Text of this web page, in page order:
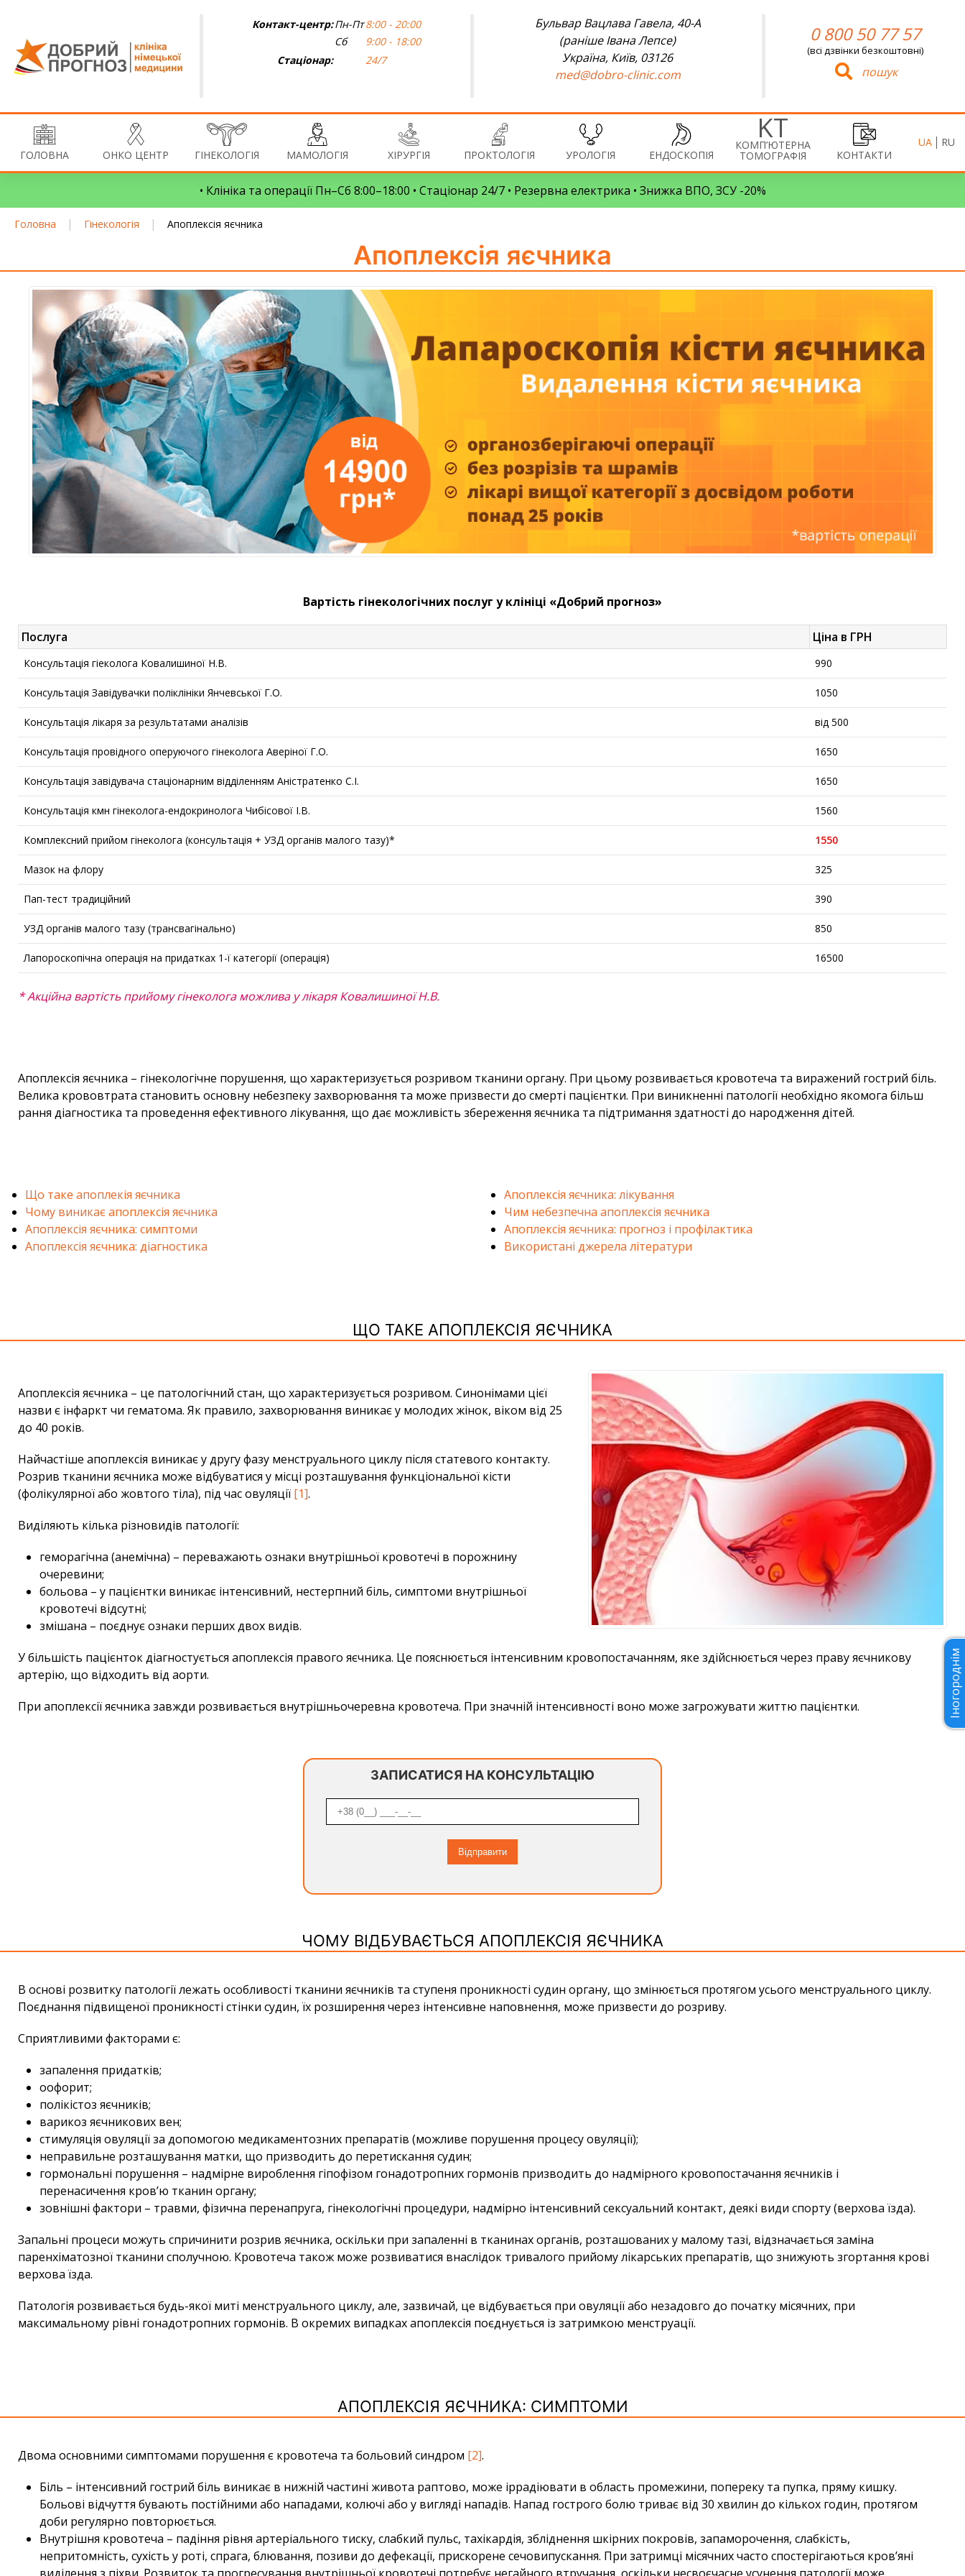
Контакт-центр:Пн-Пт
Сб
8:00 - 20:00
9:00 - 18:00
Стаціонар:
24/7
Бульвар Вацлава Гавела, 40-А
(раніше Івана Лепсе)
Україна, Київ, 03126
med@dobro-clinic.com
0 800 50 77 57
(всі дзвінки безкоштовні)
пошук
ГОЛОВНА ОНКО ЦЕНТР ГІНЕКОЛОГІЯ МАМОЛОГІЯ ХІРУРГІЯ ПРОКТОЛОГІЯ УРОЛОГІЯ ЕНДОСКОПІЯ
КОМП’ЮТЕРНА
ТОМОГРАФІЯ КОНТАКТИ
UA RU
• Клініка та операції Пн–Сб 8:00–18:00 • Стаціонар 24/7 • Резервна електрика • Знижка ВПО, ЗСУ -20%
Головна | Гінекологія | Апоплексія яєчника
Апоплексія яєчника
Вартість гінекологічних послуг у клініці «Добрий прогноз»
Послуга Ціна в ГРН
Консультація гіеколога Ковалишиної Н.В. 990
Консультація Завідувачки поліклініки Янчевської Г.О. 1050
Консультація лікаря за результатами аналізів від 500
Консультація провідного оперуючого гінеколога Аверіної Г.О. 1650
Консультація завідувача стаціонарним відділенням Аністратенко С.І. 1650
Консультація кмн гінеколога-ендокринолога Чибісової І.В. 1560
Комплексний прийом гінеколога (консультація + УЗД органів малого тазу)* 1550
Мазок на флору 325
Пап-тест традиційний 390
УЗД органів малого тазу (трансвагінально) 850
Лапороскопічна операція на придатках 1-ї категорії (операція) 16500
* Акційна вартість прийому гінеколога можлива у лікаря Ковалишиної Н.В.
Апоплексія яєчника – гінекологічне порушення, що характеризується розривом тканини органу. При цьому розвивається кровотеча та виражений гострий біль.
Велика крововтрата становить основну небезпеку захворювання та може призвести до смерті пацієнтки. При виникненні патології необхідно якомога більш
рання діагностика та проведення ефективного лікування, що дає можливість збереження яєчника та підтримання здатності до народження дітей.
Що таке апоплекія яєчника
Чому виникає апоплексія яєчника
Апоплексія яєчника: симптоми
Апоплексія яєчника: діагностика
Апоплексія яєчника: лікування
Чим небезпечна апоплексія яєчника
Апоплексія яєчника: прогноз і профілактика
Використані джерела літератури
ЩО ТАКЕ АПОПЛЕКСІЯ ЯЄЧНИКА
Апоплексія яєчника – це патологічний стан, що характеризується розривом. Синонімами цієї
назви є інфаркт чи гематома. Як правило, захворювання виникає у молодих жінок, віком від 25
до 40 років.
Найчастіше апоплексія виникає у другу фазу менструального циклу після статевого контакту.
Розрив тканини яєчника може відбуватися у місці розташування функціональної кісти
(фолікулярної або жовтого тіла), під час овуляції [1].
Виділяють кілька різновидів патології:
геморагічна (анемічна) – переважають ознаки внутрішньої кровотечі в порожнину
очеревини;
больова – у пацієнтки виникає інтенсивний, нестерпний біль, симптоми внутрішньої
кровотечі відсутні;
змішана – поєднує ознаки перших двох видів.
У більшість пацієнток діагностується апоплексія правого яєчника. Це пояснюється інтенсивним кровопостачанням, яке здійснюється через праву яєчникову
артерію, що відходить від аорти.
При апоплексії яєчника завжди розвивається внутрішньочеревна кровотеча. При значній інтенсивності воно може загрожувати життю пацієнтки.
ЗАПИСАТИСЯ НА КОНСУЛЬТАЦІЮ
ЧОМУ ВІДБУВАЄТЬСЯ АПОПЛЕКСІЯ ЯЄЧНИКА
В основі розвитку патології лежать особливості тканини яєчників та ступеня проникності судин органу, що змінюється протягом усього менструального циклу.
Поєднання підвищеної проникності стінки судин, їх розширення через інтенсивне наповнення, може призвести до розриву.
Сприятливими факторами є:
запалення придатків;
оофорит;
полікістоз яєчників;
варикоз яєчникових вен;
стимуляція овуляції за допомогою медикаментозних препаратів (можливе порушення процесу овуляції);
неправильне розташування матки, що призводить до перетискання судин;
гормональні порушення – надмірне вироблення гіпофізом гонадотропних гормонів призводить до надмірного кровопостачання яєчників і
перенасичення кров’ю тканин органу;
зовнішні фактори – травми, фізична перенапруга, гінекологічні процедури, надмірно інтенсивний сексуальний контакт, деякі види спорту (верхова їзда).
Запальні процеси можуть спричинити розрив яєчника, оскільки при запаленні в тканинах органів, розташованих у малому тазі, відзначається заміна
паренхіматозної тканини сполучною. Кровотеча також може розвиватися внаслідок тривалого прийому лікарських препаратів, що знижують згортання крові
верхова їзда.
Патологія розвивається будь-якої миті менструального циклу, але, зазвичай, це відбувається при овуляції або незадовго до початку місячних, при
максимальному рівні гонадотропних гормонів. В окремих випадках апоплексія поєднується із затримкою менструації.
АПОПЛЕКСІЯ ЯЄЧНИКА: СИМПТОМИ
Двома основними симптомами порушення є кровотеча та больовий синдром [2].
Біль – інтенсивний гострий біль виникає в нижній частині живота раптово, може іррадіювати в область промежини, попереку та пупка, пряму кишку.
Больові відчуття бувають постійними або нападами, колючі або у вигляді нападів. Напад гострого болю триває від 30 хвилин до кількох годин, протягом
доби регулярно повторюється.
Внутрішня кровотеча – падіння рівня артеріального тиску, слабкий пульс, тахікардія, збліднення шкірних покровів, запаморочення, слабкість,
непритомність, сухість у роті, спрага, блювання, позиви до дефекації, прискорене сечовипускання. При затримці місячних часто спостерігаються кров’яні
Іногороднім